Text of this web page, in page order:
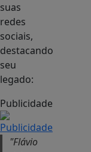
suas
redes
sociais,
destacando
seu
legado:
Publicidade
"Flávio